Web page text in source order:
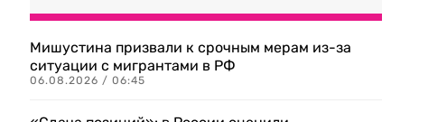
Мишустина призвали к срочным мерам из-за
ситуации с мигрантами в РФ
06.08.2026 / 06:45